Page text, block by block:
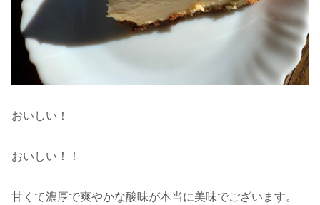
おいしい！
おいしい！！
甘くて濃厚で爽やかな酸味が本当に美味でございます。